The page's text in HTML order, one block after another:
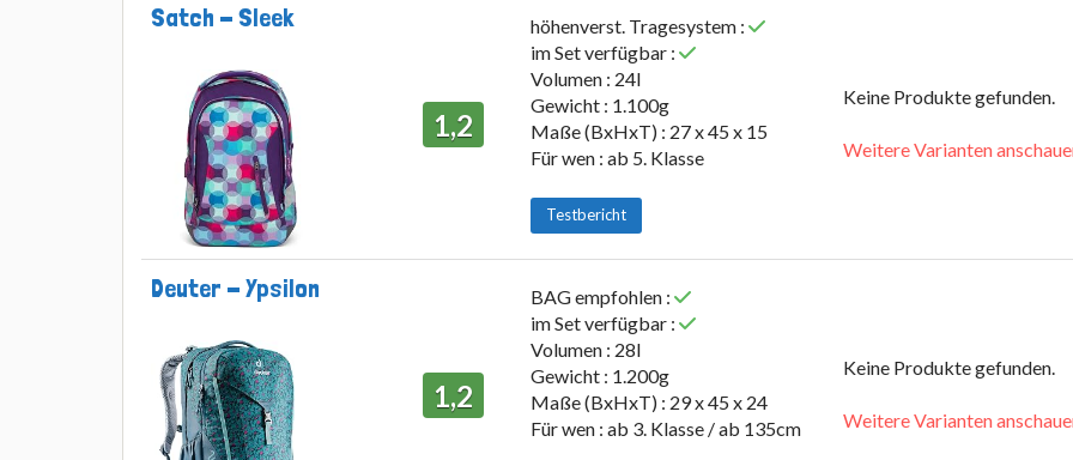
Satch - Sleek
1,2
höhenverst. Tragesystem :
im Set verfügbar :
Volumen : 24l
Gewicht : 1.100g
Maße (BxHxT) : 27 x 45 x 15
Für wen : ab 5. Klasse
Testbericht
Keine Produkte gefunden.
Weitere Varianten
Deuter - Ypsilon
1,2
BAG empfohlen :
im Set verfügbar :
Volumen : 28l
Gewicht : 1.200g
Maße (BxHxT) : 29 x 45 x 24
Für wen : ab 3. Klasse / ab 135cm
Keine Produkte gefunden.
Weitere Varianten